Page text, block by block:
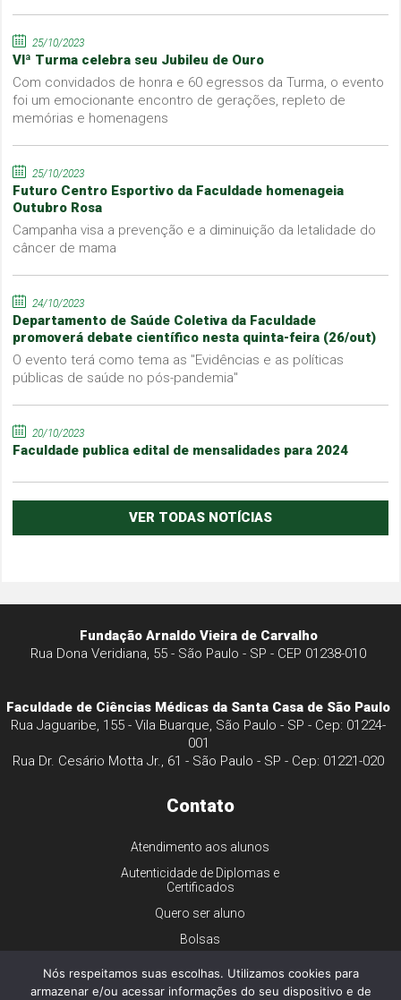
25/10/2023
VIª Turma celebra seu Jubileu de Ouro
Com convidados de honra e 60 egressos da Turma, o evento
foi um emocionante encontro de gerações, repleto de
memórias e homenagens
25/10/2023
Futuro Centro Esportivo da Faculdade homenageia
Outubro Rosa
Campanha visa a prevenção e a diminuição da letalidade do
câncer de mama
24/10/2023
Departamento de Saúde Coletiva da Faculdade
promoverá debate científico nesta quinta-feira (26/out)
O evento terá como tema as "Evidências e as políticas
públicas de saúde no pós-pandemia"
20/10/2023
Faculdade publica edital de mensalidades para 2024
VER TODAS NOTÍCIAS
Fundação Arnaldo Vieira de Carvalho
Rua Dona Veridiana, 55 - São Paulo - SP - CEP 01238-010
Faculdade de Ciências Médicas da Santa Casa de São Paulo
Rua Jaguaribe, 155 - Vila Buarque, São Paulo - SP - Cep: 01224-
001
Rua Dr. Cesário Motta Jr., 61 - São Paulo - SP - Cep: 01221-020
Contato
Atendimento aos alunos
Autenticidade de Diplomas e
Certificados
Quero ser aluno
Bolsas
Trabalhe conosco
Nós respeitamos suas escolhas. Utilizamos cookies para
armazenar e/ou acessar informações do seu dispositivo e de